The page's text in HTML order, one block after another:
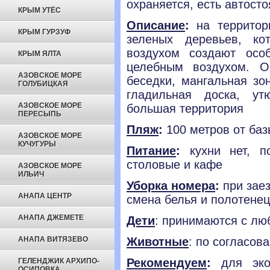
КРЫМ УТЁС
КРЫМ ГУРЗУФ
КРЫМ ЯЛТА
АЗОВСКОЕ МОРЕ
ГОЛУБИЦКАЯ
АЗОВСКОЕ МОРЕ
ПЕРЕСЫПЬ
АЗОВСКОЕ МОРЕ
КУЧУГУРЫ
АЗОВСКОЕ МОРЕ
ИЛЬИЧ
АНАПА ЦЕНТР
АНАПА ДЖЕМЕТЕ
АНАПА ВИТЯЗЕВО
ГЕЛЕНДЖИК АРХИПО-
охраняется, есть
Описание: на
зеленых деревьев,
воздухом создают
целебным воздухом.
беседки, мангальная
гладильная доска,
большая территория
Пляж: 100 метров от
Питание: кухни нет,
столовые и кафе
Уборка номера: при
смена белья и
Дети: принимаются с
Животные: по
Рекомендуем: для